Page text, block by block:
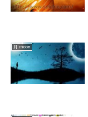
月 moon